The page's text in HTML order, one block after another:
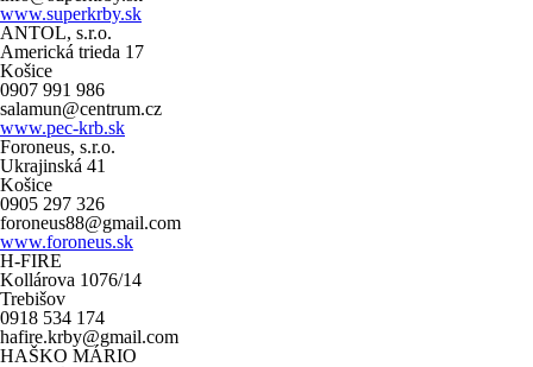
www.superkrby.sk
ANTOL, s.r.o.
Americká trieda 17
Košice
0907 991 986
salamun@centrum.cz
www.pec-krb.sk
Foroneus, s.r.o.
Ukrajinská 41
Košice
0905 297 326
foroneus88@gmail.com
www.foroneus.sk
H-FIRE
Kollárova 1076/14
Trebišov
0918 534 174
hafire.krby@gmail.com
HAŠKO MÁRIO